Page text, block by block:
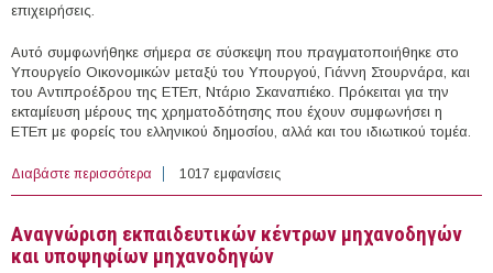
επιχειρήσεις.
Αυτό συμφωνήθηκε σήμερα σε σύσκεψη που πραγματοποιήθηκε στο
Υπουργείο Οικονομικών μεταξύ του Υπουργού, Γιάννη Στουρνάρα, και
του Αντιπροέδρου της ΕΤΕπ, Ντάριο Σκαναπιέκο. Πρόκειται για την
εκταμίευση μέρους της χρηματοδότησης που έχουν συμφωνήσει η
ΕΤΕπ με φορείς του ελληνικού δημοσίου, αλλά και του ιδιωτικού τομέα.
Διαβάστε περισσότερα για Εκταμιεύονται 700 εκατ. ευρώ από την ΕΤΕπ για
ενέργεια, μεταφορές και μικρομεσαίους
1017 εμφανίσεις
Αναγνώριση εκπαιδευτικών κέντρων μηχανοδηγών
και υποψηφίων μηχανοδηγών